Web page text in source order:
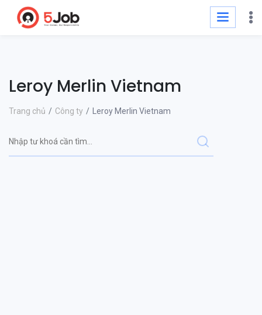
Leroy Merlin Vietnam
Trang chủ Công ty Leroy Merlin Vietnam